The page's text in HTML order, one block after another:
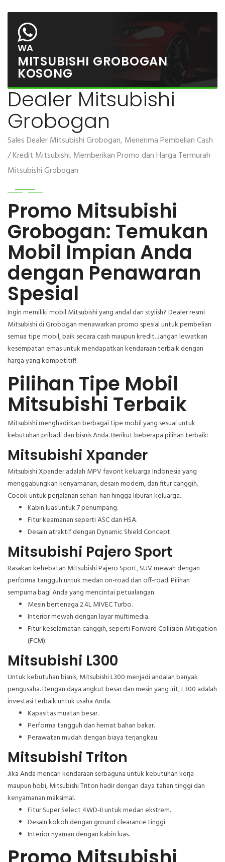
WA
MITSUBISHI GROBOGAN
KOSONG
Dealer Mitsubishi
Grobogan
Sales Dealer Mitsubishi Grobogan, Menerima Pembelian Cash
/ Kredit Mitsubishi. Memberikan Promo dan Harga Termurah
Mitsubishi Grobogan
Promo Mitsubishi
Grobogan: Temukan
Mobil Impian Anda
dengan Penawaran
Spesial
Ingin memiliki mobil Mitsubishi yang andal dan stylish? Dealer resmi
Mitsubishi di Grobogan menawarkan promo spesial untuk pembelian
semua tipe mobil, baik secara cash maupun kredit. Jangan lewatkan
kesempatan emas untuk mendapatkan kendaraan terbaik dengan
harga yang kompetitif!
Pilihan Tipe Mobil
Mitsubishi Terbaik
Mitsubishi menghadirkan berbagai tipe mobil yang sesuai untuk
kebutuhan pribadi dan bisnis Anda. Berikut beberapa pilihan terbaik:
Mitsubishi Xpander
Mitsubishi Xpander adalah MPV favorit keluarga Indonesia yang
menggabungkan kenyamanan, desain modern, dan fitur canggih.
Cocok untuk perjalanan sehari-hari hingga liburan keluarga.
Kabin luas untuk 7 penumpang.
Fitur keamanan seperti ASC dan HSA.
Desain atraktif dengan Dynamic Shield Concept.
Mitsubishi Pajero Sport
Rasakan kehebatan Mitsubishi Pajero Sport, SUV mewah dengan
performa tangguh untuk medan on-road dan off-road. Pilihan
sempurna bagi Anda yang mencintai petualangan.
Mesin bertenaga 2.4L MIVEC Turbo.
Interior mewah dengan layar multimedia.
Fitur keselamatan canggih, seperti Forward Collision Mitigation
(FCM).
Mitsubishi L300
Untuk kebutuhan bisnis, Mitsubishi L300 menjadi andalan banyak
pengusaha. Dengan daya angkut besar dan mesin yang irit, L300 adalah
investasi terbaik untuk usaha Anda.
Kapasitas muatan besar.
Performa tangguh dan hemat bahan bakar.
Perawatan mudah dengan biaya terjangkau.
Mitsubishi Triton
Jika Anda mencari kendaraan serbaguna untuk kebutuhan kerja
maupun hobi, Mitsubishi Triton hadir dengan daya tahan tinggi dan
kenyamanan maksimal.
Fitur Super Select 4WD-II untuk medan ekstrem.
Desain kokoh dengan ground clearance tinggi.
Interior nyaman dengan kabin luas.